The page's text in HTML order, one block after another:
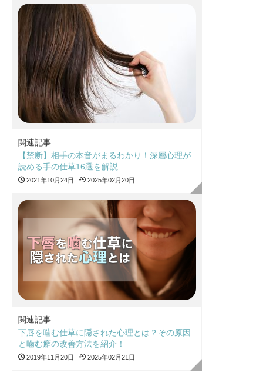
関連記事
【禁断】相手の本音がまるわかり！深層心理が
読める手の仕草16選を解説
2021年10月24日 2025年02月20日
関連記事
下唇を噛む仕草に隠された心理とは？その原因
と噛む癖の改善方法を紹介！
2019年11月20日 2025年02月21日